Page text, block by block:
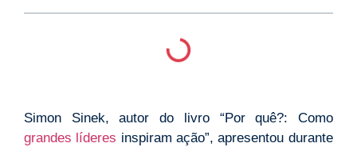
Simon Sinek, autor do livro “Por quê?: Como
grandes líderes inspiram ação”, apresentou durante